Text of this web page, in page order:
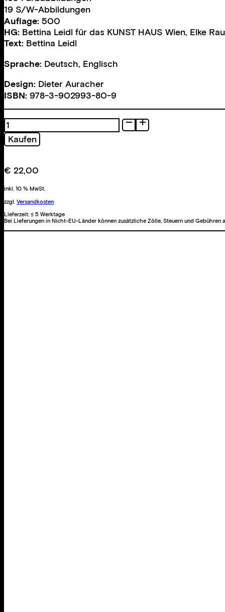
19 S/W-Abbildungen
Auflage: 500
HG: Bettina Leidl für das KUNST HAUS Wien, Elke
Text: Bettina Leidl
Sprache: Deutsch, Englisch
Design: Dieter Auracher
ISBN: 978-3-902993-80-9
Über
Leben
am
Menge
Kaufen
€ 22,00
inkl. 10 % MwSt.
zzgl. Versandkosten
Lieferzeit: ≤ 5 Werktage
Bei Lieferungen in Nicht-EU-Länder können zusätzliche Zölle, Steuern und Gebühren